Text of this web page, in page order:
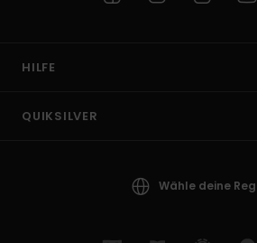
HILFE
QUIKSILVER
Wähle deine